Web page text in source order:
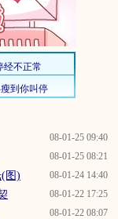
08-01-25 09:40
08-01-25 08:21
08-01-24 14:40
图)
08-01-22 17:25
08-01-22 08:07